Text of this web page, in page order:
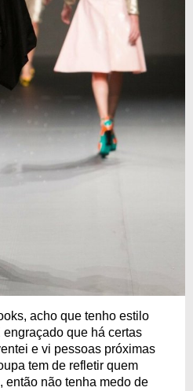
acho que tenho estilo
que há certas
e vi pessoas próximas
tem de refletir quem
então não tenha medo de